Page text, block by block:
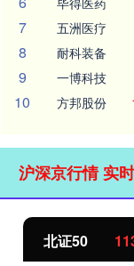
7 五洲医疗
8 耐科装备
9 一博科技
10 方邦股份
沪深京行情 实
北证50